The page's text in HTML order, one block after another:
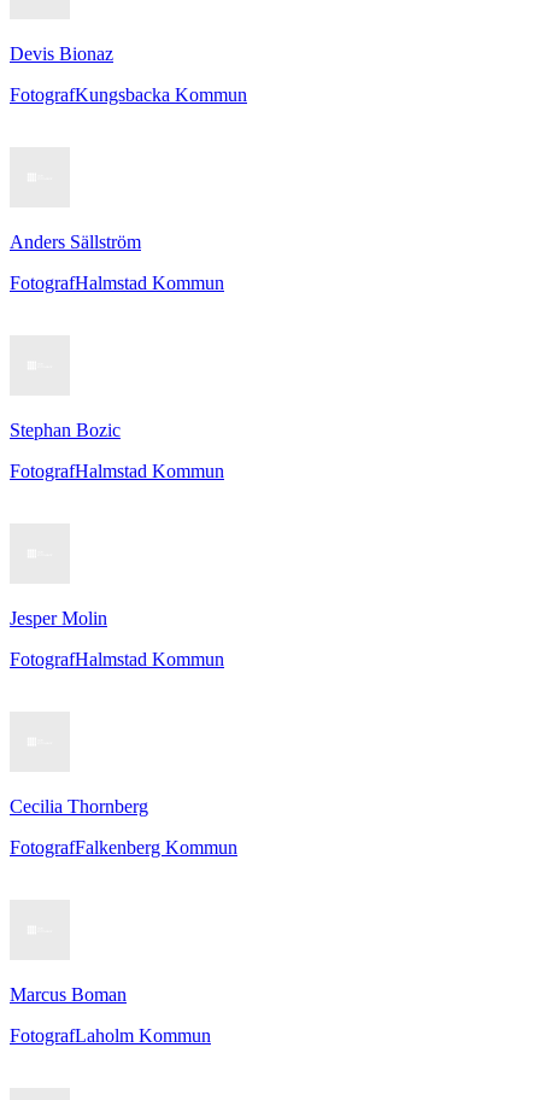
Devis Bionaz
FotografKungsbacka Kommun
Anders Sällström
FotografHalmstad Kommun
Stephan Bozic
FotografHalmstad Kommun
Jesper Molin
FotografHalmstad Kommun
Cecilia Thornberg
FotografFalkenberg Kommun
Marcus Boman
FotografLaholm Kommun